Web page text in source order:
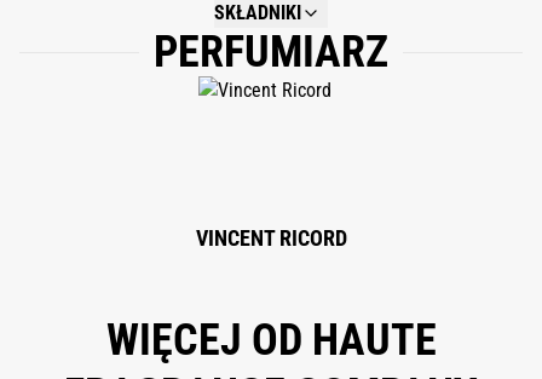
SKŁADNIKI
NOT AVAILABLE.
PERFUMIARZ
VINCENT RICORD
WIĘCEJ OD HAUTE